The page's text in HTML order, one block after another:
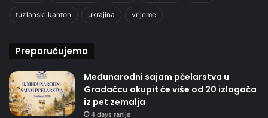
tuzlanski kanton ukrajina vrijeme
Preporučujemo
Međunarodni sajam pčelarstva u
Gradačcu okupit će više od 20 izlagača
iz pet zemalja
4 days ranije